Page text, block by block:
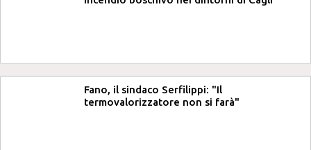
Fano, il sindaco Serfilippi: "Il
termovalorizzatore non si farà"